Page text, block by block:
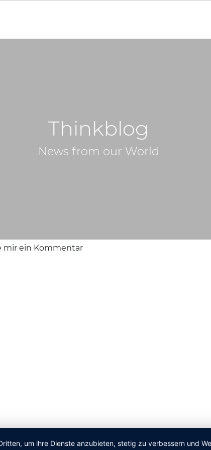
Thinkblog
News from our World
mir ein Kommentar
um ihre Dienste anzubieten, stetig zu verbessern und